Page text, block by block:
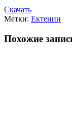
Скачать
Метки: Ектении
Похожие